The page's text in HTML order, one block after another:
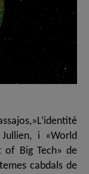
i «World
of Big Tech» de
cabdals de